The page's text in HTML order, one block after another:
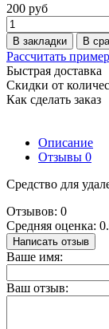
200 руб
В закладки
В
Рассчитать
Быстрая доставка
Скидки от
Как сделать заказ
Описание
Отзывы 0
Средство для
Отзывов: 0
Средняя оценка:
Написать отзыв
Ваше имя:
Ваш отзыв: